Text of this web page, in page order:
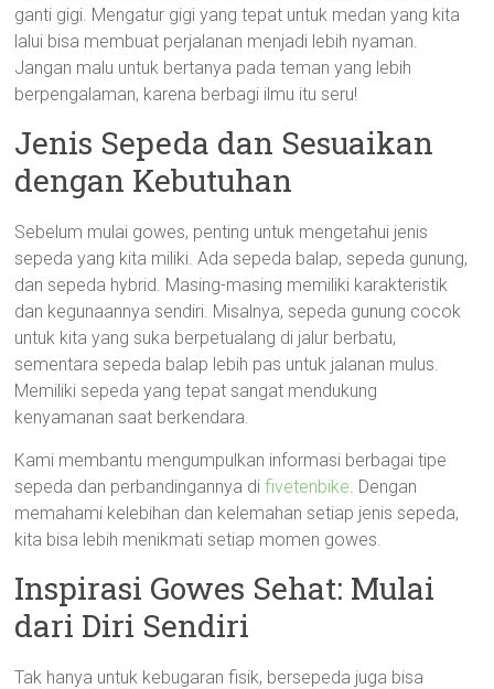
ganti gigi. Mengatur gigi yang tepat untuk medan yang kita
lalui bisa membuat perjalanan menjadi lebih nyaman.
Jangan malu untuk bertanya pada teman yang lebih
berpengalaman, karena berbagi ilmu itu seru!
Jenis Sepeda dan Sesuaikan
dengan Kebutuhan
Sebelum mulai gowes, penting untuk mengetahui jenis
sepeda yang kita miliki. Ada sepeda balap, sepeda gunung,
dan sepeda hybrid. Masing-masing memiliki karakteristik
dan kegunaannya sendiri. Misalnya, sepeda gunung cocok
untuk kita yang suka berpetualang di jalur berbatu,
sementara sepeda balap lebih pas untuk jalanan mulus.
Memiliki sepeda yang tepat sangat mendukung
kenyamanan saat berkendara.
Kami membantu mengumpulkan informasi berbagai tipe
sepeda dan perbandingannya difivetenbike. Dengan
memahami kelebihan dan kelemahan setiap jenis sepeda,
kita bisa lebih menikmati setiap momen gowes.
Inspirasi Gowes Sehat: Mulai
dari Diri Sendiri
Tak hanya untuk kebugaran fisik, bersepeda juga bisa